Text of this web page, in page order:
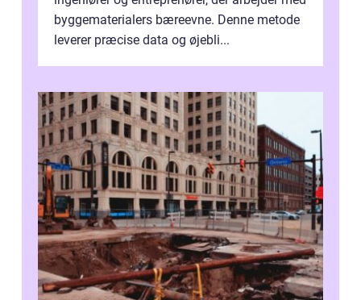
byggematerialers bæreevne. Denne metode
leverer præcise data og øjebli...